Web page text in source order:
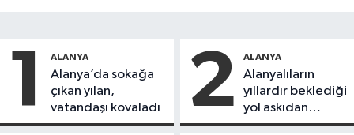
1 ALANYA
Alanya’da sokağa
çıkan yılan,
vatandaşı kovaladı
2 ALANYA
Alanyalıların
yıllardır beklediği
yol askıdan
döndü